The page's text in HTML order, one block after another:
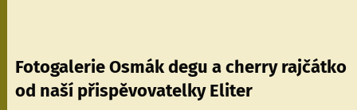
Fotogalerie Osmák degu a cherry rajčátko
od naší přispěvovatelky Eliter